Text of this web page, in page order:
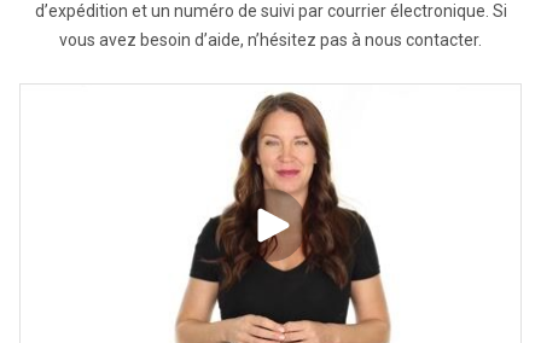
d’expédition et un numéro de suivi par courrier électronique. Si
vous avez besoin d’aide, n’hésitez pas à nous contacter.